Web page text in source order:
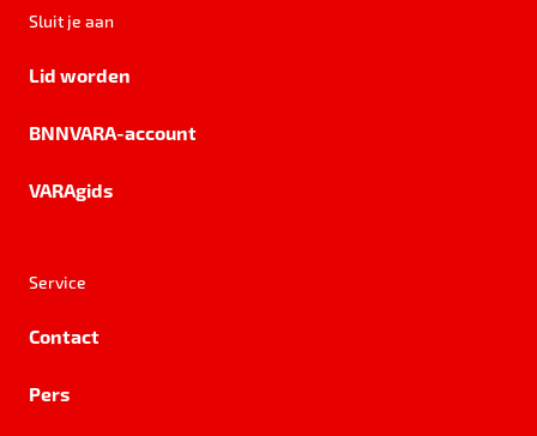
Sluit je aan
Lid worden
BNNVARA-account
VARAgids
Service
Contact
Pers